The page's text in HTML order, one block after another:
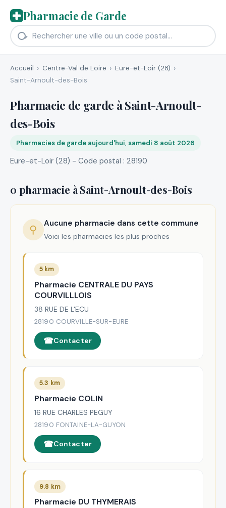
Pharmacie de Garde
Accueil Centre-Val de Loire
Eure-et-Loir (28)
Saint-Arnoult-des-Bois
Pharmacie de garde à Saint-Arnoult-
des-Bois
Pharmacies de garde aujourd'hui, samedi 8 août 2026
Eure-et-Loir (28) - Code postal : 28190
0 pharmacie à Saint-Arnoult-des-Bois
⚲ Aucune pharmacie dans cette commune
Voici les pharmacies les plus proches
5 km
Pharmacie CENTRALE DU PAYS
COURVILLLOIS
38 RUE DE L'ECU
28190 COURVILLE-SUR-EURE
Contacter
5.3 km
Pharmacie COLIN
16 RUE CHARLES PEGUY
28190 FONTAINE-LA-GUYON
Contacter
9.8 km
Pharmacie DU THYMERAIS